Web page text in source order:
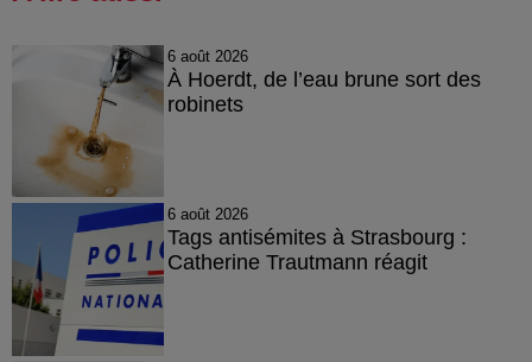
6 août 2026
À Hoerdt, de l’eau brune sort des
robinets
6 août 2026
Tags antisémites à Strasbourg :
Catherine Trautmann réagit